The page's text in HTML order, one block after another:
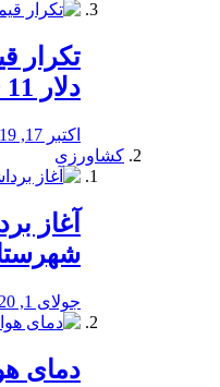
تکرار
دلار 11 400
اکتبر 17, 2019
کشاورزی
آغاز
جولای 1, 2020
دمای